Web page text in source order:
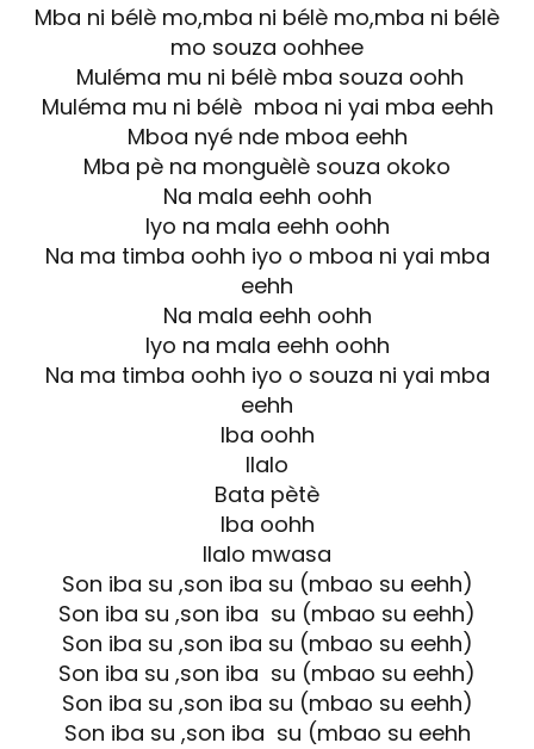
Mba ni bélè mo,mba ni bélè mo,mba ni bélè
mo souza oohhee
Muléma mu ni bélè mba souza oohh
Muléma mu ni bélè mboa ni yai mba eehh
Mboa nyé nde mboa eehh
Mba pè na monguèlè souza okoko
Na mala eehh oohh
Iyo na mala eehh oohh
Na ma timba oohh iyo o mboa ni yai mba
eehh
Na mala eehh oohh
Iyo na mala eehh oohh
Na ma timba oohh iyo o souza ni yai mba
eehh
Iba oohh
Ilalo
Bata pètè
Iba oohh
Ilalo mwasa
Son iba su ,son iba su (mbao su eehh)
Son iba su ,son iba su (mbao su eehh)
Son iba su ,son iba su (mbao su eehh)
Son iba su ,son iba su (mbao su eehh)
Son iba su ,son iba su (mbao su eehh)
Son iba su ,son iba su (mbao su eehh